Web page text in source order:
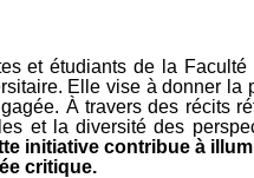
et étudiants de la
Elle vise à donner
À travers des
et la diversité des
initiative contribue à
critique.